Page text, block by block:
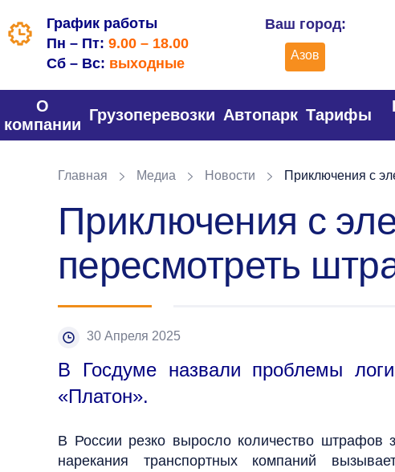
График работы
Пн – Пт: 9.00 – 18.00
Сб – Вс: выходные
Ваш город:
Азов
О
компании
Грузоперевозки Автопарк Тарифы
Главная Медиа Новости Приключения с
Приключения с
пересмотреть
30 Апреля 2025
В Госдуме назвали проблемы
«Платон».
В России резко выросло количество штрафов
нарекания транспортных компаний